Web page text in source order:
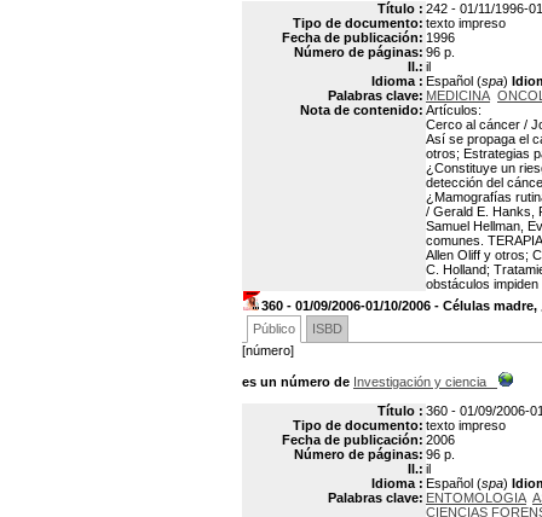
Título : 242 - 01/11/1996-
Tipo de documento: texto impreso
Fecha de publicación: 1996
Número de páginas: 96 p.
Il.: il
Idioma : Español (spa)
Palabras clave: MEDICINA
Nota de contenido: Artículos:
Cerco al cáncer /
Así se propaga el
otros; Estrategias
¿Constituye un
detección del
¿Mamografías
/ Gerald E. Hanks,
Samuel Hellman,
comunes.
Allen Oliff y otros;
C. Holland;
obstáculos
360 - 01/09/2006-01/10/2006 - Células
Público
ISBD
[número]
es un número de Investigación y ciencia
Título : 360 - 01/09/2006-
Tipo de documento: texto impreso
Fecha de publicación: 2006
Número de páginas: 96 p.
Il.: il
Idioma : Español (spa)
Palabras clave: ENTOMOLOGIA
CIENCIAS